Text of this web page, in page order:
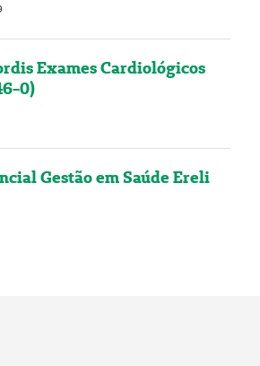
Exames Cardiológicos
0)
Gestão em Saúde Ereli